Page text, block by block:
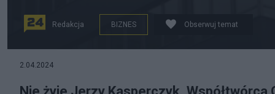
Redakcja BIZNES Obserwuj temat
2.04.2024